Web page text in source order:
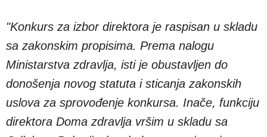
"Konkurs za izbor direktora je raspisan u skladu
sa zakonskim propisima. Prema nalogu
Ministarstva zdravlja, isti je obustavljen do
donošenja novog statuta i sticanja zakonskih
uslova za sprovođenje konkursa. Inače, funkciju
direktora Doma zdravlja vršim u skladu sa